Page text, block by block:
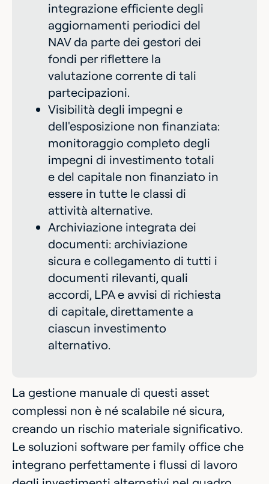
integrazione efficiente degli
aggiornamenti periodici del
NAV da parte dei gestori dei
fondi per riflettere la
valutazione corrente di tali
partecipazioni.
Visibilità degli impegni e
dell'esposizione non finanziata:
monitoraggio completo degli
impegni di investimento totali
e del capitale non finanziato in
essere in tutte le classi di
attività alternative.
Archiviazione integrata dei
documenti: archiviazione
sicura e collegamento di tutti i
documenti rilevanti, quali
accordi, LPA e avvisi di richiesta
di capitale, direttamente a
ciascun investimento
alternativo.
La gestione manuale di questi asset
complessi non è né scalabile né sicura,
creando un rischio materiale significativo.
Le soluzioni software per family office che
integrano perfettamente i flussi di lavoro